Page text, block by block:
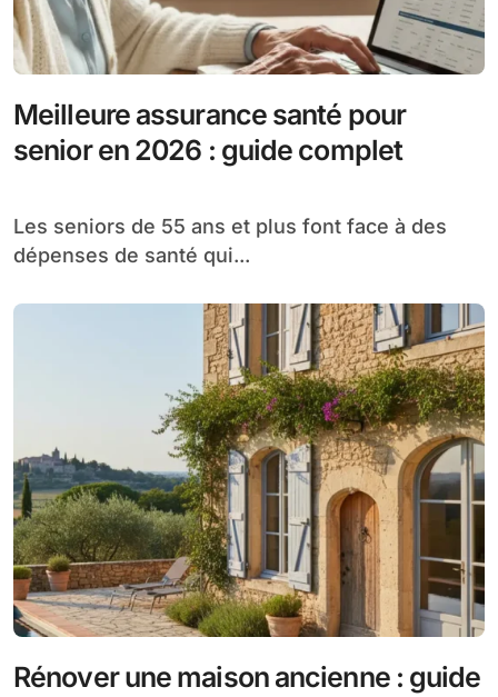
Meilleure assurance santé pour
senior en 2026 : guide complet
Les seniors de 55 ans et plus font face à des
dépenses de santé qui...
Rénover une maison ancienne : guide